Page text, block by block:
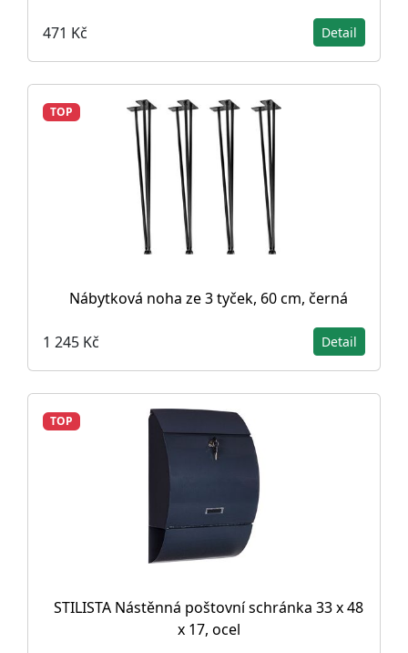
471 Kč Detail
TOP
Nábytková noha ze 3 tyček, 60 cm, černá
1 245 Kč Detail
TOP
STILISTA Nástěnná poštovní schránka 33 x 48
x 17, ocel